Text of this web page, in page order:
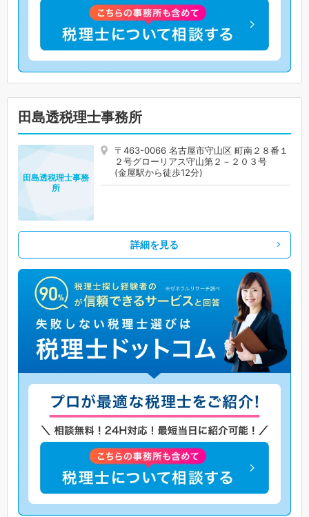
田島透税理士事務所
〒463-0066 名古屋市守山区 町南２８番１
２号グローリアス守山第２－２０３号
(金屋駅から徒歩12分)
田島透税理士事務
所
詳細を見る